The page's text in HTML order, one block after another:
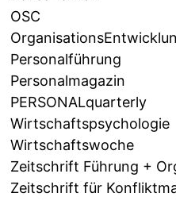
OSC
Personalführung
Personalmagazin
PERSONALquarterly
Wirtschaftspsychologie
Wirtschaftswoche
Zeitschrift Führung +
Zeitschrift für